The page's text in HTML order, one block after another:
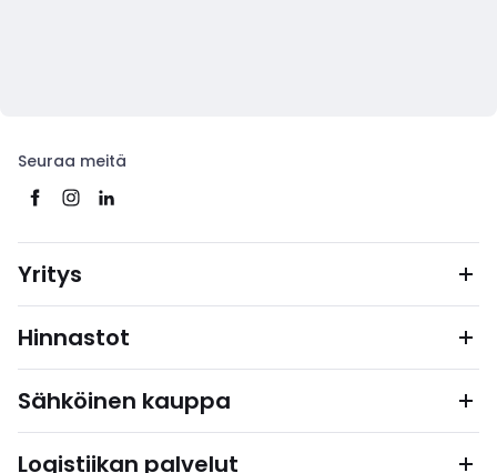
Seuraa meitä
Yritys
Hinnastot
Sähköinen kauppa
Logistiikan palvelut